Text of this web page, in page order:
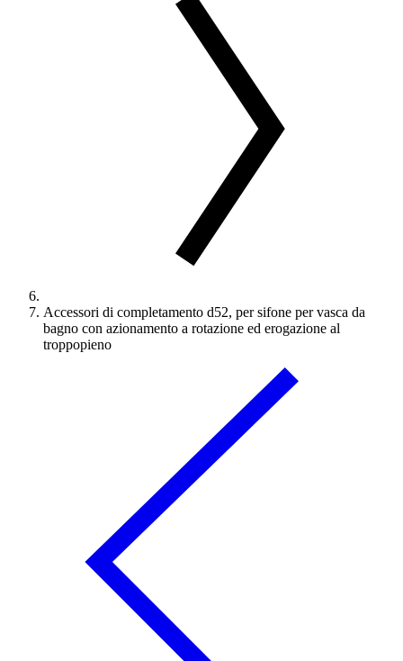
Accessori di completamento d52, per sifone per vasca da
bagno con azionamento a rotazione ed erogazione al
troppopieno